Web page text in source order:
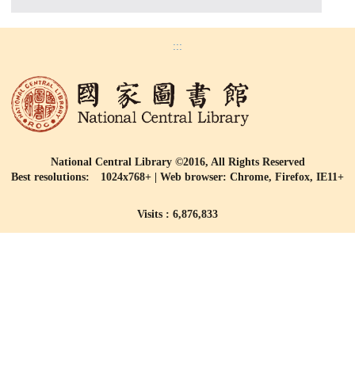
:::
National Central Library ©2016, All Rights Reserved
Best resolutions: 1024x768+ | Web browser: Chrome, Firefox, IE11+
Visits : 6,876,833